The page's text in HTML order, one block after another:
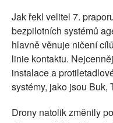
Jak řekl velitel 7.
bezpilotních systémů
hlavně věnuje ničení
linie kontaktu.
instalace a
systémy, jako jsou Buk,
Drony natolik změnily